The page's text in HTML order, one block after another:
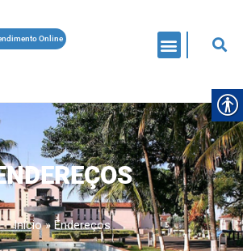
Online
Início»Endereços